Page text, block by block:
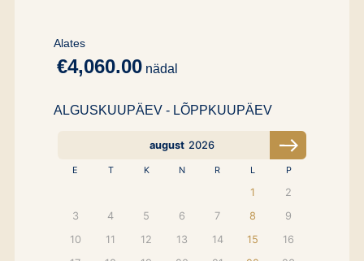
Alates
€4,060.00 nädal
ALGUSKUUPÄEV - LÕPPKUUPÄEV
august 2026
E T K N R L P
1
2
3
4 5 6 7 8
9
10
11 12 13 14 15
16